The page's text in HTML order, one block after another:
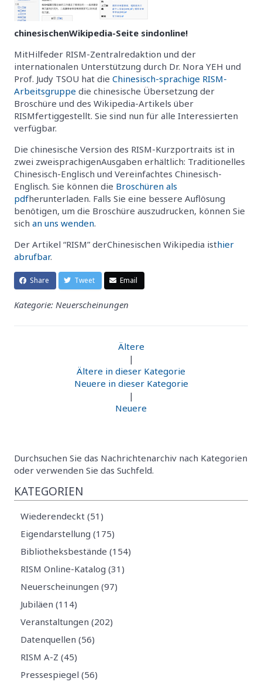
chinesischenWikipedia-Seite sindonline!
MitHilfeder RISM-Zentralredaktion und der
internationalen Unterstützung durch Dr. Nora YEH und
Prof. Judy TSOU hat die Chinesisch-sprachige RISM-
Arbeitsgruppe die chinesische Übersetzung der
Broschüre und des Wikipedia-Artikels über
RISMfertiggestellt. Sie sind nun für alle Interessierten
verfügbar.
Die chinesische Version des RISM-Kurzportraits ist in
zwei zweisprachigenAusgaben erhältlich: Traditionelles
Chinesisch-Englisch und Vereinfachtes Chinesisch-
Englisch. Sie können die Broschüren als
pdfherunterladen. Falls Sie eine bessere Auflösung
benötigen, um die Broschüre auszudrucken, können Sie
sich an uns wenden.
Der Artikel “RISM” derChinesischen Wikipedia isthier
abrufbar.
Share Tweet Email
Kategorie: Neuerscheinungen
Ältere
|
Ältere in dieser Kategorie
Neuere in dieser Kategorie
|
Neuere
Durchsuchen Sie das Nachrichtenarchiv nach Kategorien
oder verwenden Sie das Suchfeld.
KATEGORIEN
Wiederendeckt (51)
Eigendarstellung (175)
Bibliotheksbestände (154)
RISM Online-Katalog (31)
Neuerscheinungen (97)
Jubiläen (114)
Veranstaltungen (202)
Datenquellen (56)
RISM A-Z (45)
Pressespiegel (56)